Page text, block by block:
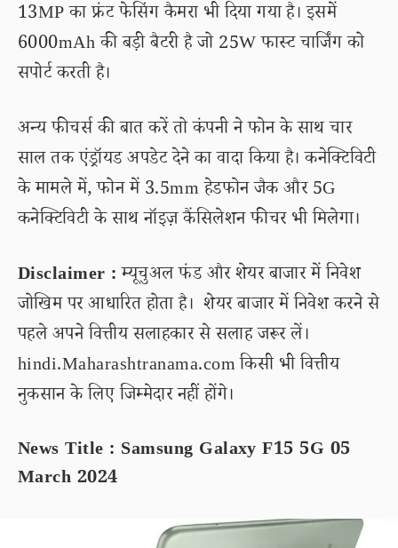
13MP का फ्रंट फेसिंग कैमरा भी दिया गया है। इसमें
6000mAh की बड़ी बैटरी है जो 25W फास्ट चार्जिंग को
सपोर्ट करती है।
अन्य फीचर्स की बात करें तो कंपनी ने फोन के साथ चार
साल तक एंड्रॉयड अपडेट देने का वादा किया है। कनेक्टिविटी
के मामले में, फोन में 3.5mm हेडफोन जैक और 5G
कनेक्टिविटी के साथ नॉइज़ कैंसिलेशन फीचर भी मिलेगा।
Disclaimer :म्यूचुअल फंड और शेयर बाजार में निवेश
जोखिम पर आधारित होता है। शेयर बाजार में निवेश करने से
पहले अपने वित्तीय सलाहकार से सलाह जरूर लें।
hindi.Maharashtranama.com किसी भी वित्तीय
नुकसान के लिए जिम्मेदार नहीं होंगे।
News Title : Samsung Galaxy F15 5G 05
March 2024